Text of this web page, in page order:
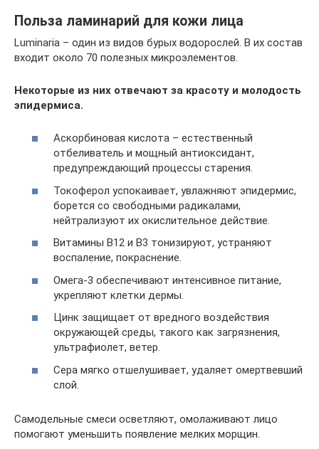
Польза ламинарий для кожи лица
Luminaria – один из видов бурых водорослей. В их состав
входит около 70 полезных микроэлементов.
Некоторые из них отвечают за красоту и молодость
эпидермиса.
Аскорбиновая кислота – естественный
отбеливатель и мощный антиоксидант,
предупреждающий процессы старения.
Токоферол успокаивает, увлажняют эпидермис,
борется со свободными радикалами,
нейтрализуют их окислительное действие.
Витамины В12 и В3 тонизируют, устраняют
воспаление, покраснение.
Омега-3 обеспечивают интенсивное питание,
укрепляют клетки дермы.
Цинк защищает от вредного воздействия
окружающей среды, такого как загрязнения,
ультрафиолет, ветер.
Сера мягко отшелушивает, удаляет омертвевший
слой.
Самодельные смеси осветляют, омолаживают лицо
помогают уменьшить появление мелких морщин.